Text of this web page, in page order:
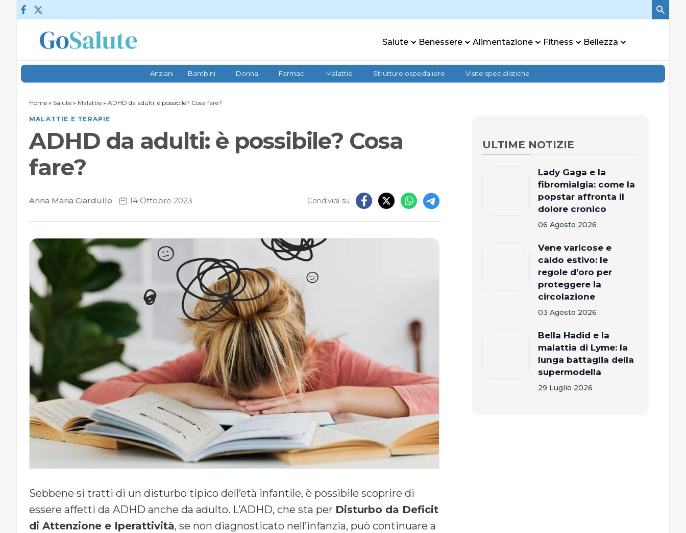
Vai al contenuto
Salute Benessere Alimentazione Fitness Bellezza
Anziani Bambini Donna Farmaci Malattie Strutture ospedaliere Visite specialistiche
Home » Salute » Malattie » ADHD da adulti: è possibile? Cosa fare?
MALATTIE E TERAPIE
ADHD da adulti: è possibile? Cosa
fare?
Anna Maria Ciardullo 14 Ottobre 2023 Condividi su
Sebbene si tratti di un disturbo tipico dell’età infantile, è possibile scoprire di
essere affetti da ADHD anche da adulto. L’ADHD, che sta per Disturbo da Deficit
di Attenzione e Iperattività, se non diagnosticato nell’infanzia, può continuare a
ULTIME NOTIZIE
Lady Gaga e la
fibromialgia: come la
popstar affronta il
dolore cronico
06 Agosto 2026
Vene varicose e
caldo estivo: le
regole d'oro per
proteggere la
circolazione
03 Agosto 2026
Bella Hadid e la
malattia di Lyme: la
lunga battaglia della
supermodella
29 Luglio 2026